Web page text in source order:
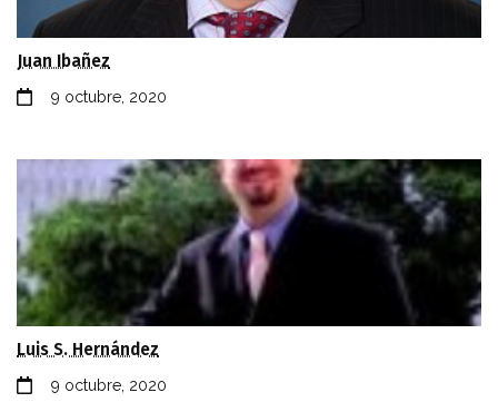
Juan Ibañez
9 octubre, 2020
Luis S. Hernández
9 octubre, 2020